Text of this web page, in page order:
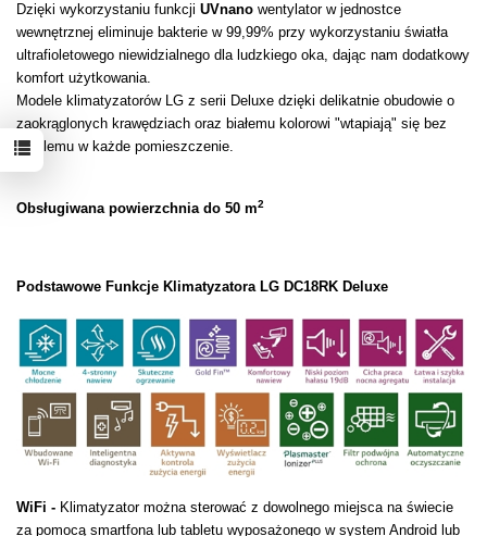
Dzięki wykorzystaniu funkcji UVnano wentylator w jednostce
wewnętrznej eliminuje bakterie w 99,99% przy wykorzystaniu światła
ultrafioletowego niewidzialnego dla ludzkiego oka, dając nam dodatkowy
komfort użytkowania.
Modele klimatyzatorów LG z serii Deluxe dzięki delikatnie obudowie o
zaokrąglonych krawędziach oraz białemu kolorowi "wtapiają" się bez
problemu w każde pomieszczenie.
Obsługiwana powierzchnia do 50 m2
Podstawowe Funkcje Klimatyzatora LG DC18RK Deluxe
WiFi - Klimatyzator można sterować z dowolnego miejsca na świecie
za pomocą smartfona lub tabletu wyposażonego w system Android lub